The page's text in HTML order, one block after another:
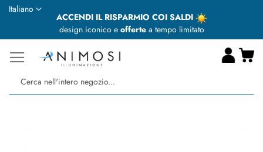
ACCENDI IL RISPARMIO COI SALDI
design iconico e offertea tempo limitato
Lingua
Italiano